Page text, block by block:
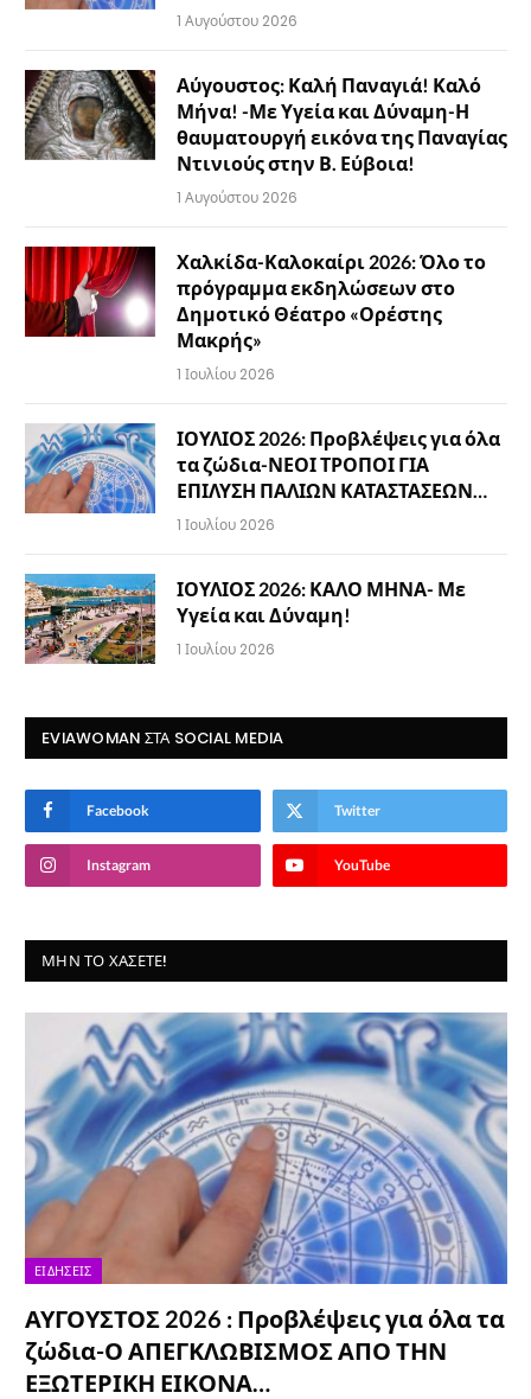
1 Αυγούστου 2026
Αύγουστος: Καλή Παναγιά! Καλό
Μήνα! -Με Υγεία και Δύναμη-Η
θαυματουργή εικόνα της Παναγίας
Ντινιούς στην Β. Εύβοια!
1 Αυγούστου 2026
Χαλκίδα-Καλοκαίρι 2026: Όλο το
πρόγραμμα εκδηλώσεων στο
Δημοτικό Θέατρο «Ορέστης
Μακρής»
1 Ιουλίου 2026
ΙΟΥΛΙΟΣ 2026: Προβλέψεις για όλα
τα ζώδια-ΝΕΟΙ ΤΡΟΠΟΙ ΓΙΑ
ΕΠΙΛΥΣΗ ΠΑΛΙΩΝ ΚΑΤΑΣΤΑΣΕΩΝ…
1 Ιουλίου 2026
ΙΟΥΛΙΟΣ 2026: ΚΑΛΟ ΜΗΝΑ- Με
Υγεία και Δύναμη!
1 Ιουλίου 2026
EVIAWOMAN ΣΤΑ SOCIAL MEDIA
Facebook Twitter
Instagram YouTube
ΜΗΝ ΤΟ ΧΆΣΕΤΕ!
ΕΙΔΉΣΕΙΣ
ΑΥΓΟΥΣΤΟΣ 2026 : Προβλέψεις για όλα τα
ζώδια-Ο ΑΠΕΓΚΛΩΒΙΣΜΟΣ ΑΠΟ ΤΗΝ
ΕΞΩΤΕΡΙΚΗ ΕΙΚΟΝΑ…